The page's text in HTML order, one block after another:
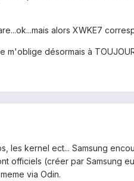
alors XWKE7
désormais à
les kernel ect... Samsung
officiels (créer par Samsung
via Odin.